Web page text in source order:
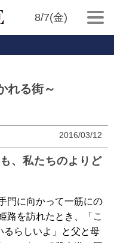
8/7(金)
れる街～
2016/03/12
、私たちのよりど
門に向かって一筋にの
路を訪れたとき、「こ
るらしいよ」と父と母